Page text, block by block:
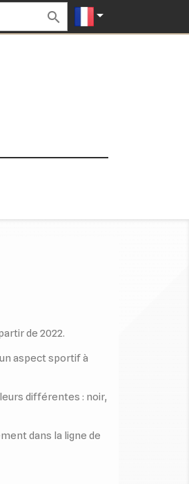
 
de 2022.
aspect sportif à
différentes : noir,
dans la ligne de